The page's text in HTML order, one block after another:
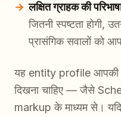
लक्षित ग्राहक की
जितनी स्पष्टता होगी,
प्रासंगिक सवालों को
यह entity profile आपकी
दिखना चाहिए — जैसे
markup के माध्यम से।